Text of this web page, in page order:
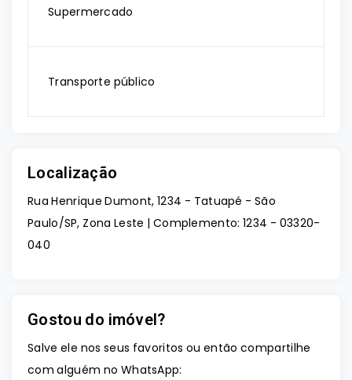
Supermercado
Transporte público
Localização
Rua Henrique Dumont, 1234 - Tatuapé - São
Paulo/SP, Zona Leste | Complemento: 1234 - 03320-
040
Gostou do imóvel?
Salve ele nos seus favoritos ou então compartilhe
com alguém no WhatsApp: